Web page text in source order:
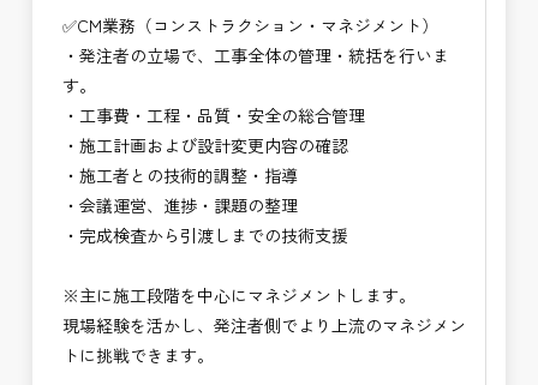
・公共インフラ整備を支える社会貢献性の高い仕事
・管理技術者として年収アップ・安定したキャリア
→ 建設コンサル経験を次のステージへ高められ
る仕事
国土交通省、地方自治体
（東北地方、関東地方、中部地方、近畿地方など）
■発注者支援業務＜希望する業務をお選びくださ
い。＞
・＜急募＞工事監督支援業務
・＜急募＞資料作成業務
・NEXCO（ネクスコ）施工管理
・NEXCO（ネクスコ）点検業務
・電気工事監督支援業務
・積算技術業務
・設計コンサルティング業務（数量算出、図面の
✅CM業務（コンストラクション・マネジメント）
・発注者の立場で、工事全体の管理・統括を行いま
す。
・工事費・工程・品質・安全の総合管理
・施工計画および設計変更内容の確認
・施工者との技術的調整・指導
・会議運営、進捗・課題の整理
・完成検査から引渡しまでの技術支援
※主に施工段階を中心にマネジメントします。
現場経験を活かし、発注者側でより上流のマネジメン
トに挑戦できます。